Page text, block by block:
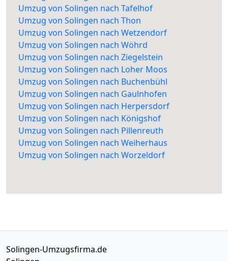
Umzug von Solingen nach Tafelhof
Umzug von Solingen nach Thon
Umzug von Solingen nach Wetzendorf
Umzug von Solingen nach Wöhrd
Umzug von Solingen nach Ziegelstein
Umzug von Solingen nach Loher Moos
Umzug von Solingen nach Buchenbühl
Umzug von Solingen nach Gaulnhofen
Umzug von Solingen nach Herpersdorf
Umzug von Solingen nach Königshof
Umzug von Solingen nach Pillenreuth
Umzug von Solingen nach Weiherhaus
Umzug von Solingen nach Worzeldorf
Solingen-Umzugsfirma.de